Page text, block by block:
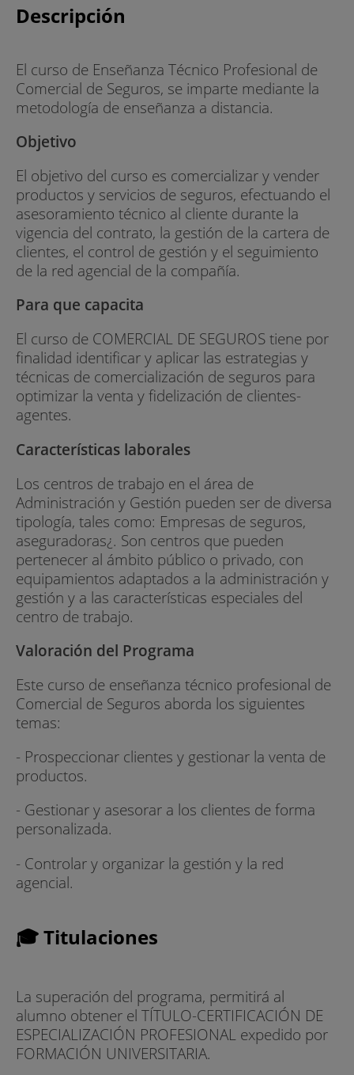
Descripción
El curso de Enseñanza Técnico Profesional de
Comercial de Seguros, se imparte mediante la
metodología de enseñanza a distancia.
Objetivo
El objetivo del curso es comercializar y vender
productos y servicios de seguros, efectuando el
asesoramiento técnico al cliente durante la
vigencia del contrato, la gestión de la cartera de
clientes, el control de gestión y el seguimiento
de la red agencial de la compañía.
Para que capacita
El curso de COMERCIAL DE SEGUROS tiene por
finalidad identificar y aplicar las estrategias y
técnicas de comercialización de seguros para
optimizar la venta y fidelización de clientes-
agentes.
Características laborales
Los centros de trabajo en el área de
Administración y Gestión pueden ser de diversa
tipología, tales como: Empresas de seguros,
aseguradoras¿. Son centros que pueden
pertenecer al ámbito público o privado, con
equipamientos adaptados a la administración y
gestión y a las características especiales del
centro de trabajo.
Valoración del Programa
Este curso de enseñanza técnico profesional de
Comercial de Seguros aborda los siguientes
temas:
- Prospeccionar clientes y gestionar la venta de
productos.
- Gestionar y asesorar a los clientes de forma
personalizada.
- Controlar y organizar la gestión y la red
agencial.
🎓 Titulaciones
La superación del programa, permitirá al
alumno obtener el TÍTULO-CERTIFICACIÓN DE
ESPECIALIZACIÓN PROFESIONAL expedido por
FORMACIÓN UNIVERSITARIA.